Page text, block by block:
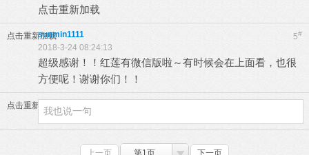
点击重新加载
点击重新加载 5#
sunmin1111
2018-3-24 08:24:13
超级感谢！！红莲有微信版啦～有时候会在上面看，也很
方便呢！谢谢你们！！
点击重新加载
上一页 第1页 下一页